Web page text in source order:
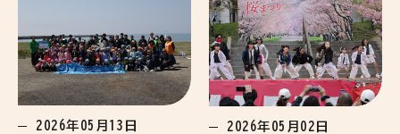
2026年05月13日 2026年05月02日